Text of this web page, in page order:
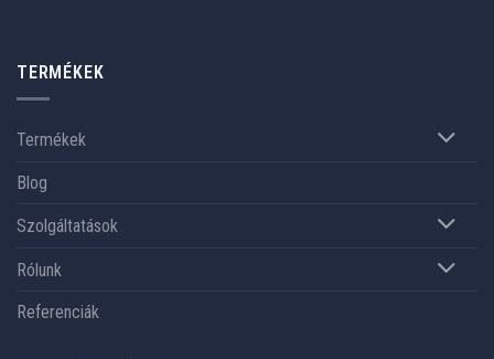
TERMÉKEK
Termékek
Blog
Szolgáltatások
Rólunk
Referenciák